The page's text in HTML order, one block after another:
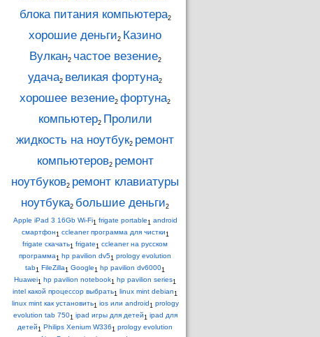
блока питания компьютера2
хорошие деньги2 Казино
Вулкан2 частое везение2
удача2 великая фортуна2
хорошее везение2 фортуна2
компьютер2 Пролили
жидкость на ноутбук2 ремонт
компьютеров2 ремонт
ноутбуков2 ремонт клавиатуры
ноутбука2 большие деньги2
Apple iPad 3 16Gb Wi-Fi1 frigate portable1 android
смартфон1 ccleaner программа для чистки1
frigate скачать1 frigate1 ccleaner на русском
программа1 hp pavilion dv51 prology evolution
tab1 FileZilla1 Google1 hp pavilion dv60001
Huawei1 hp pavilion notebook1 hp pavilion series1
intel какой процессор выбрать1 linux mint debian1
linux mint как установить1 ios или android1 prology
evolution tab 7501 ipad игры для детей1 ipad для
детей1 Philips Xenium W3361 prology evolution